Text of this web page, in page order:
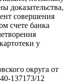
доказательства,
совершения
счете банка
у
округа от
137173/12